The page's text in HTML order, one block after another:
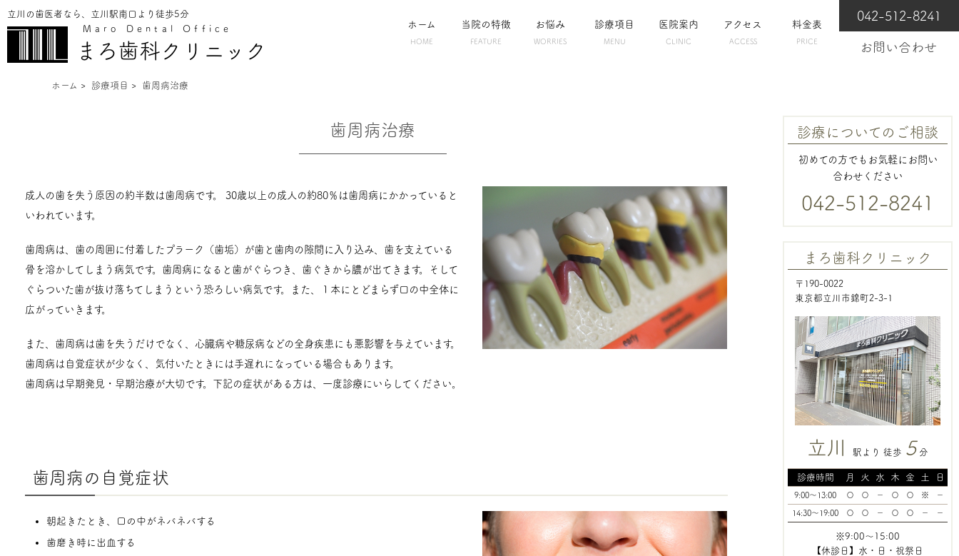
立川の歯医者なら、立川駅南口より徒歩5分
Maro Dental Office
まろ歯科クリニック
ホーム
HOME
当院の特徴
FEATURE
お悩み
WORRIES
診療項目
MENU
医院案内
CLINIC
アクセス
ACCESS
料金表
PRICE
042-512-8241
お問い合わせ
ホーム > 診療項目 > 歯周病治療
歯周病治療
成人の歯を失う原因の約半数は歯周病です。 30歳以上の成人の約80％は歯周病にかかっていると
いわれています。
歯周病は、歯の周囲に付着したプラーク（歯垢）が歯と歯肉の隙間に入り込み、歯を支えている
骨を溶かしてしまう病気です。歯周病になると歯がぐらつき、歯ぐきから膿が出てきます。そして
ぐらついた歯が抜け落ちてしまうという恐ろしい病気です。また、１本にとどまらず口の中全体に
広がっていきます。
また、歯周病は歯を失うだけでなく、心臓病や糖尿病などの全身疾患にも悪影響を与えています。
歯周病は自覚症状が少なく、気付いたときには手遅れになっている場合もあります。
歯周病は早期発見・早期治療が大切です。下記の症状がある方は、一度診療にいらしてください。
歯周病の自覚症状
朝起きたとき、口の中がネバネバする
歯磨き時に出血する
診療についてのご相談
初めての方でもお気軽にお問い
合わせください
042-512-8241
まろ歯科クリニック
〒190-0022
東京都立川市錦町2-3-1
立川 駅より 徒歩 5分
診療時間 月 火 水 木 金 土 日
9:00～13:00 〇 〇 － 〇 〇 ※ －
14:30～19:00 〇 〇 － 〇 〇 － －
※9:00～15:00
【休診日】水・日・祝祭日